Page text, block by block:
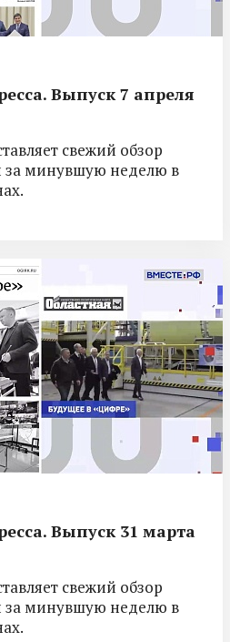
Выпуск 7 апреля
свежий обзор
минувшую неделю в
Выпуск 31 марта
свежий обзор
минувшую неделю в